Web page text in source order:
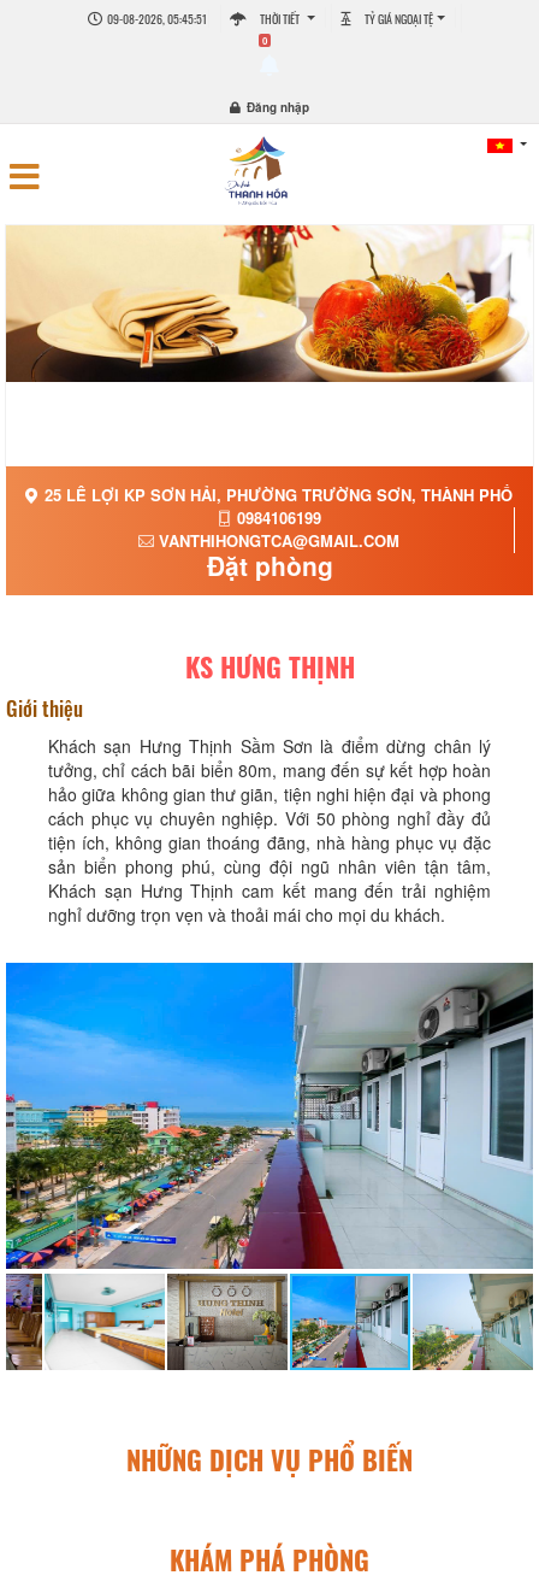
09-08-2026, 05:45:53 THỜI TIẾT TỶ GIÁ NGOẠI TỆ
0
Đăng nhập
25 LÊ LỢI KP SƠN HẢI, PHƯỜNG TRƯỜNG SƠN, THÀNH PHỐ
0984106199
VANTHIHONGTCA@GMAIL.COM
Đặt phòng
KS HƯNG THỊNH
Giới thiệu
Khách sạn Hưng Thịnh Sầm Sơn là điểm dừng chân lý
tưởng, chỉ cách bãi biển 80m, mang đến sự kết hợp hoàn
hảo giữa không gian thư giãn, tiện nghi hiện đại và phong
cách phục vụ chuyên nghiệp. Với 50 phòng nghỉ đầy đủ
tiện ích, không gian thoáng đãng, nhà hàng phục vụ đặc
sản biển phong phú, cùng đội ngũ nhân viên tận tâm,
Khách sạn Hưng Thịnh cam kết mang đến trải nghiệm
nghỉ dưỡng trọn vẹn và thoải mái cho mọi du khách.
NHỮNG DỊCH VỤ PHỔ BIẾN
KHÁM PHÁ PHÒNG